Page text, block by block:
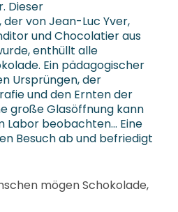
Dieser
von Jean-Luc Yver,
und Chocolatier aus
enthüllt alle
Ein pädagogischer
Ursprüngen, der
und den Ernten der
große Glasöffnung kann
Labor beobachten… Eine
Besuch ab und befriedigt
mögen Schokolade,